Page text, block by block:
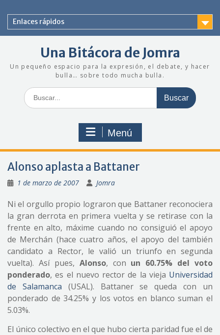
contenido
Enlaces rápidos
Una Bitácora de Jomra
Un pequeño espacio para la expresión, el debate, y hacer
bulla… sobre todo mucha bulla.
Buscar:
Menú
Alonso aplasta a Battaner
1 de marzo de 2007 Jomra
Ni el orgullo propio lograron que Battaner reconociera
la gran derrota en primera vuelta y se retirase con la
frente en alto, máxime cuando no consiguió el apoyo
de Merchán (hace cuatro años, el apoyo del también
candidato a Rector, le valió un triunfo en segunda
vuelta). Así pues, Alonso, con un 60.75% del voto
ponderado, es el nuevo rector de la vieja Universidad
de Salamanca (USAL). Battaner se queda con un
ponderado de 34.25% y los votos en blanco suman el
5.03%.
El único colectivo en el que hubo cierta paridad fue el de